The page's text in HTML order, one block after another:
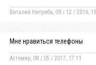
Виталий Нетреба, 09 / 12 / 2016,
Мне нравиться телефоны
Астемир, 08 / 05 / 2017, 17:11